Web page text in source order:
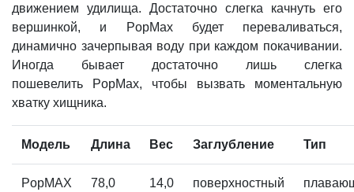
движением удилища. Достаточно слегка качнуть его
вершинкой, и PopMax будет переваливаться,
динамично зачерпывая воду при каждом покачивании.
Иногда бывает достаточно лишь слегка
пошевелить PopMax, чтобы вызвать моментальную
хватку хищника.
Модель Длина Вес Заглубление Тип
PopMAX
78,0
14,0
поверхностный